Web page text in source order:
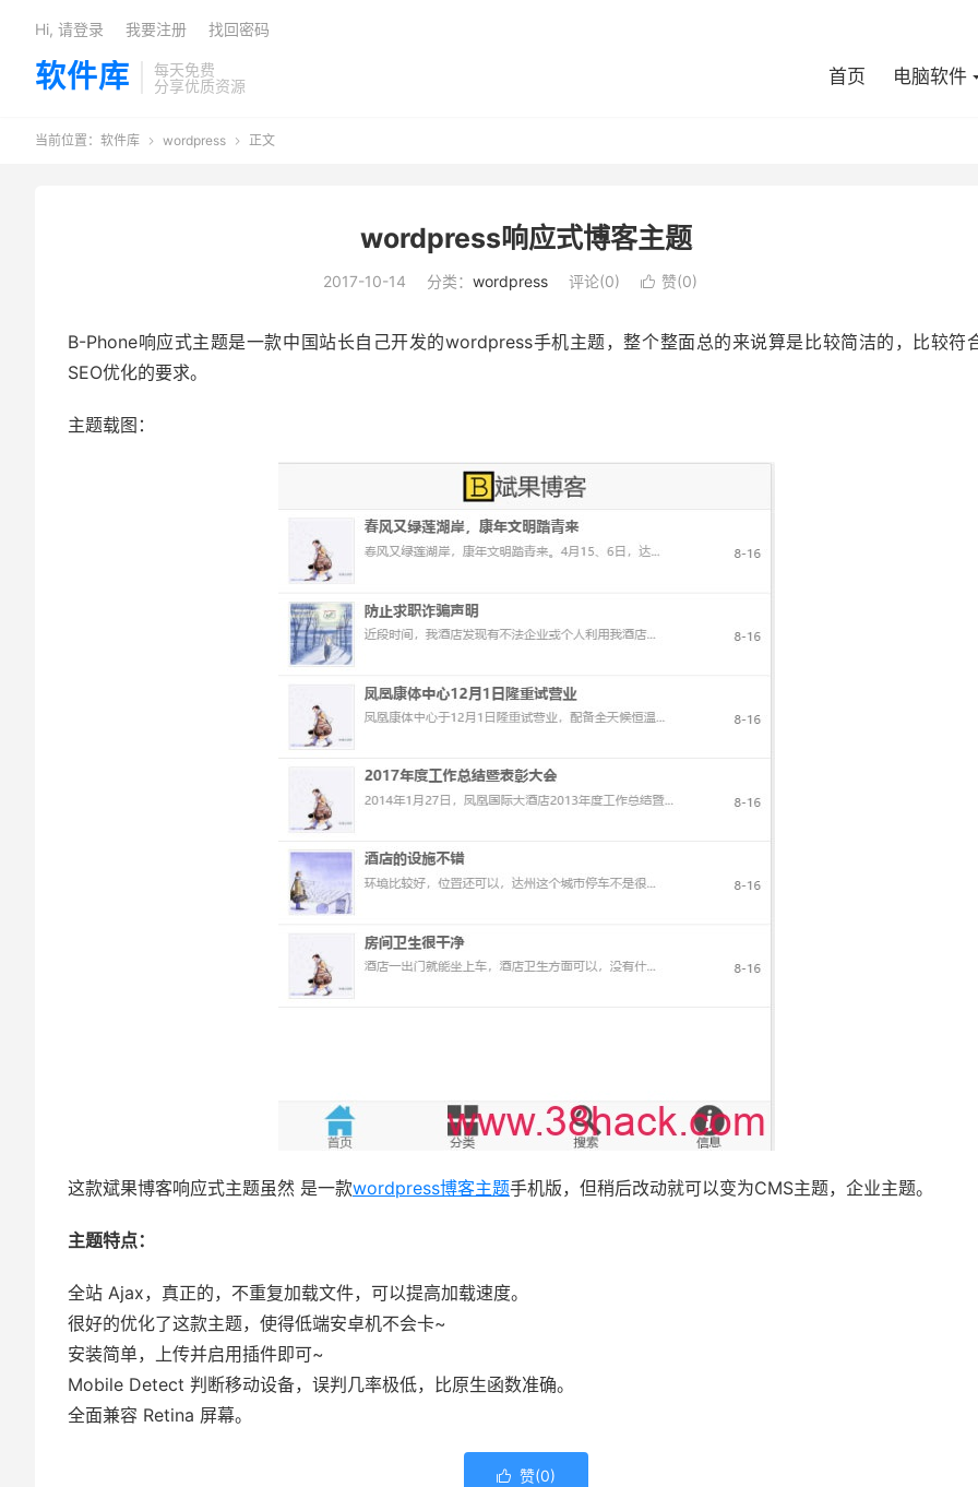
软件库
每天免费
分享优质资源
首页 电脑软件
Hi, 请登录 我要注册 找回密码
当前位置： 软件库  wordpress  正文
wordpress响应式博客主题
2017-10-14 分类： wordpress 评论(0)  赞(0)
B-Phone响应式主题是一款中国站长自己开发的wordpress手机主题，整个整面总的来说算是比较简洁的，比较符
SEO优化的要求。
主题载图：
这款斌果博客响应式主题虽然 是一款wordpress博客主题手机版，但稍后改动就可以变为CMS主题，企业主题。
主题特点：
全站 Ajax，真正的，不重复加载文件，可以提高加载速度。
很好的优化了这款主题，使得低端安卓机不会卡~
安装简单，上传并启用插件即可~
Mobile Detect 判断移动设备，误判几率极低，比原生函数准确。
全面兼容 Retina 屏幕。
 赞(0)